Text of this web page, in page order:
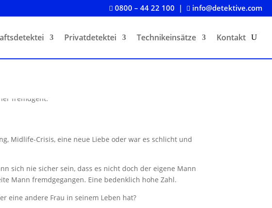
 0800 – 44 22 100 |  info@detektive.com
Privatdetektei Technikeinsätze Kontakt
Midlife-Crisis, eine neue Liebe oder war es schlicht und
sich nie sicher sein, dass es nicht doch der eigene Mann
Mann fremdgegangen. Eine bedenklich hohe Zahl.
eine andere Frau in seinem Leben hat?